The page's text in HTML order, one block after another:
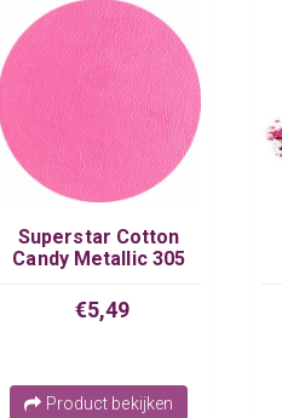
Superstar Cotton
Candy Metallic 305
€5,49
Product bekijken